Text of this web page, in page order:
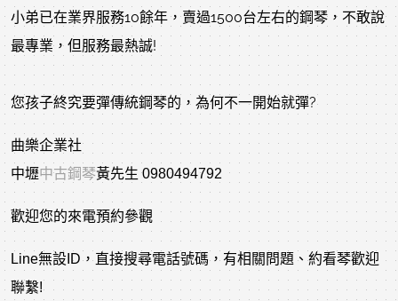
小弟已在業界服務10餘年，賣過1500台左右的鋼琴，不敢說
最專業，但服務最熱誠!
您孩子終究要彈傳統鋼琴的，為何不一開始就彈?
曲樂企業社
中壢中古鋼琴黃先生 0980494792
歡迎您的來電預約參觀
Line無設ID，直接搜尋電話號碼，有相關問題、約看琴歡迎
聯繫!